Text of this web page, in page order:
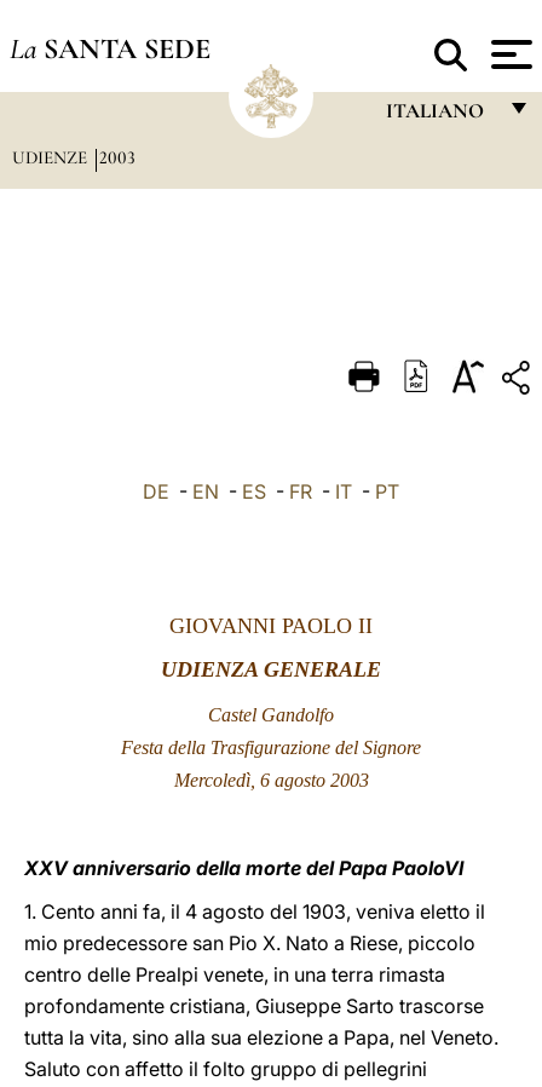
La SANTA SEDE
ITALIANO
DEUTSCH
العربيّة
UDIENZE 2003
DE - EN - ES - FR - IT - PT
GIOVANNI PAOLO II
UDIENZA GENERALE
Castel Gandolfo
Festa della Trasfigurazione del Signore
Mercoledì, 6 agosto 2003
XXV anniversario della morte del Papa PaoloVI
1. Cento anni fa, il 4 agosto del 1903, veniva eletto il
mio predecessore san Pio X. Nato a Riese, piccolo
centro delle Prealpi venete, in una terra rimasta
profondamente cristiana, Giuseppe Sarto trascorse
tutta la vita, sino alla sua elezione a Papa, nel Veneto.
Saluto con affetto il folto gruppo di pellegrini